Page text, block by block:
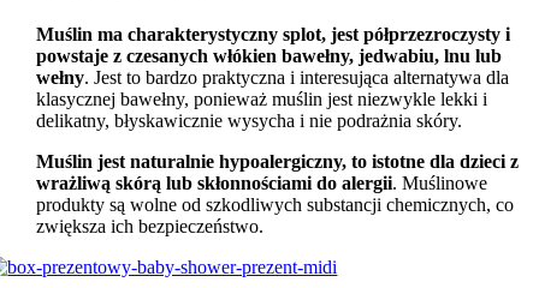
Muślin ma charakterystyczny splot, jest półprzezroczysty i
powstaje z czesanych włókien bawełny, jedwabiu, lnu lub
wełny. Jest to bardzo praktyczna i interesująca alternatywa dla
klasycznej bawełny, ponieważ muślin jest niezwykle lekki i
delikatny, błyskawicznie wysycha i nie podrażnia skóry.
Muślin jest naturalnie hypoalergiczny, to istotne dla dzieci z
wrażliwą skórą lub skłonnościami do alergii. Muślinowe
produkty są wolne od szkodliwych substancji chemicznych, co
zwiększa ich bezpieczeństwo.